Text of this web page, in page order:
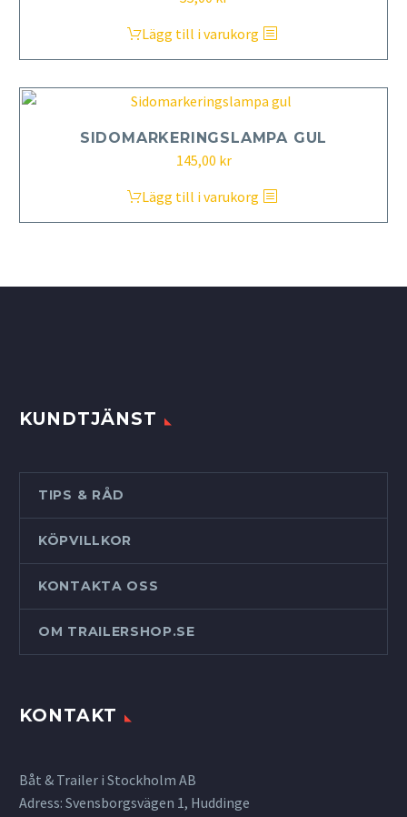
Lägg till i varukorg
SIDOMARKERINGSLAMPA GUL
145,00 kr
Lägg till i varukorg
KUNDTJÄNST
TIPS & RÅD
KÖPVILLKOR
KONTAKTA OSS
OM TRAILERSHOP.SE
KONTAKT
Båt & Trailer i Stockholm AB
Adress: Svensborgsvägen 1, Huddinge